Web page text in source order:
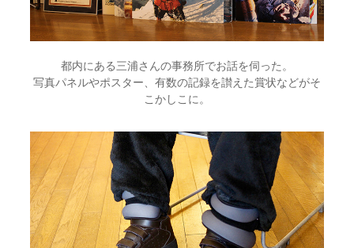
都内にある三浦さんの事務所でお話を伺った。
写真パネルやポスター、有数の記録を讃えた賞状などがそ
こかしこに。